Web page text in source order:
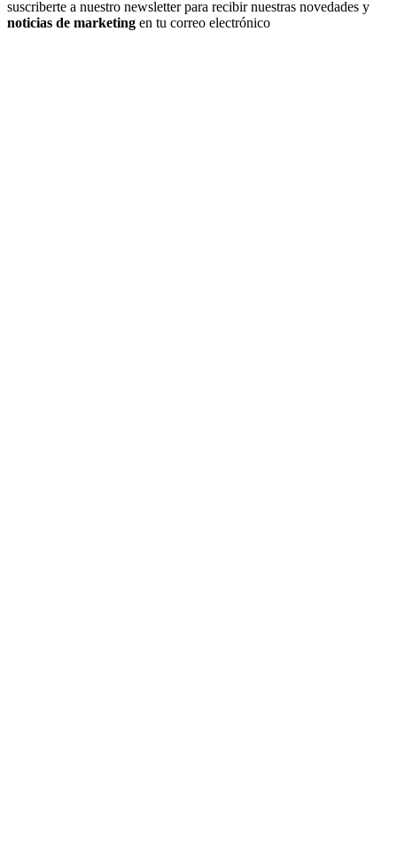
suscriberte a nuestro newsletter para recibir nuestras novedades y
noticias de marketing en tu correo electrónico